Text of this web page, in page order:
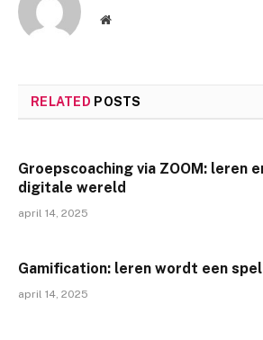
Website
RELATED POSTS
Groepscoaching via ZOOM: leren
digitale wereld
april 14, 2025
Gamification: leren wordt een
april 14, 2025